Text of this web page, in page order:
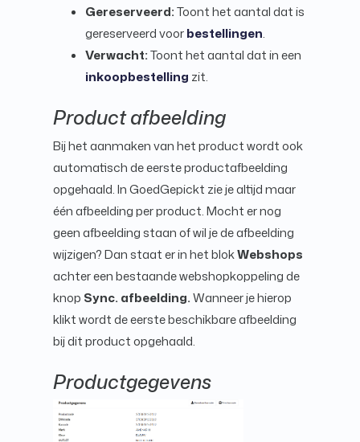
Gereserveerd:Toont het aantal dat is
gereserveerd voorbestellingen.
Verwacht:Toont het aantal dat in een
inkoopbestelling zit.
Product afbeelding
Bij het aanmaken van het product wordt ook
automatisch de eerste productafbeelding
opgehaald. In GoedGepickt zie je altijd maar
één afbeelding per product. Mocht er nog
geen afbeelding staan of wil je de afbeelding
wijzigen? Dan staat er in het blokWebshops
achter een bestaande webshopkoppeling de
knop Sync. afbeelding.Wanneer je hierop
klikt wordt de eerste beschikbare afbeelding
bij dit product opgehaald.
Productgegevens